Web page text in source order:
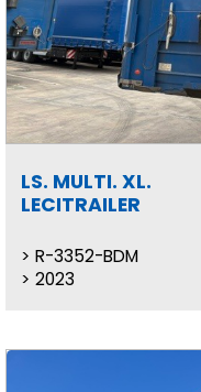
LS. MULTI. XL.
LECITRAILER
R-3352-BDM
2023